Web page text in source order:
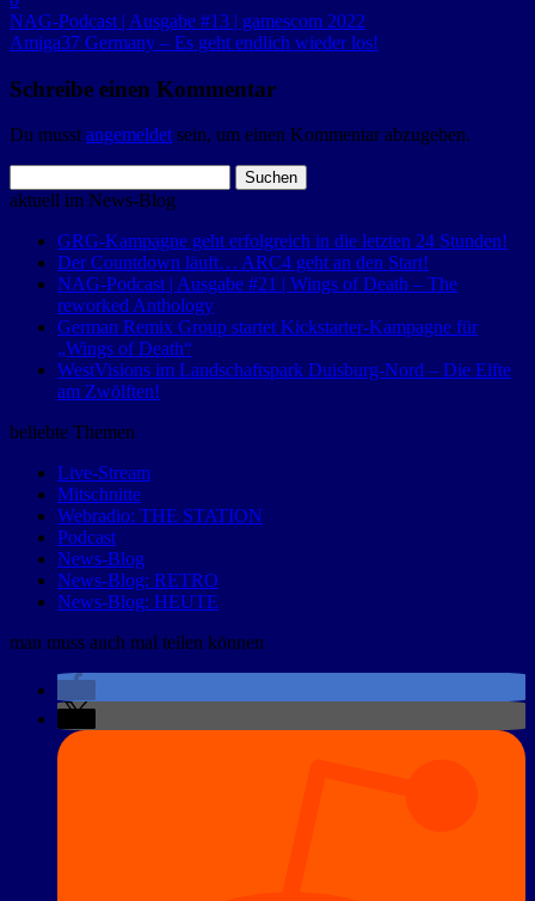
NAG-Podcast | Ausgabe #13 | gamescom 2022
Amiga37 Germany – Es geht endlich wieder los!
Schreibe einen Kommentar
Du musst angemeldet sein, um einen Kommentar abzugeben.
nach:
aktuell im News-Blog
GRG-Kampagne geht erfolgreich in die letzten 24 Stunden!
Der Countdown läuft… ARC4 geht an den Start!
NAG-Podcast | Ausgabe #21 | Wings of Death – The
reworked Anthology
German Remix Group startet Kickstarter-Kampagne für
„Wings of Death“
WestVisions im Landschaftspark Duisburg-Nord – Die Elfte
am Zwölften!
beliebte Themen
Live-Stream
Mitschnitte
Webradio: THE STATION
Podcast
News-Blog
News-Blog: RETRO
News-Blog: HEUTE
man muss auch mal teilen können